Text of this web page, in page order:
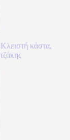
κάστα,